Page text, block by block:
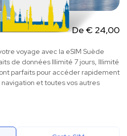
De € 24,00
voyage avec la eSIM Suède
de données Illimité 7 jours, Illimité
parfaits pour accéder rapidement
et toutes vos autres